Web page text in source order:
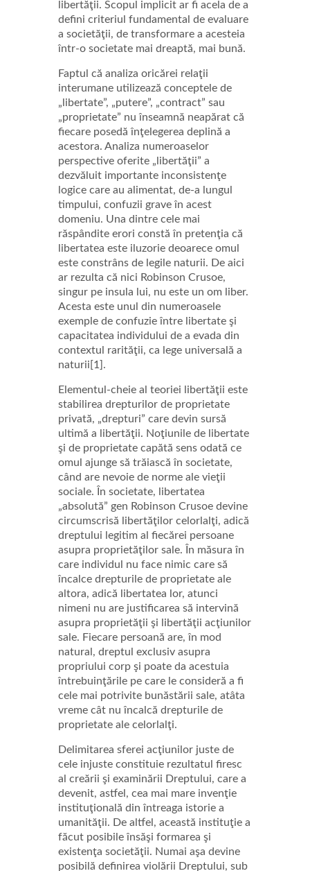
libertăţii. Scopul implicit ar fi acela de a
defini criteriul fundamental de evaluare
a societăţii, de transformare a acesteia
într-o societate mai dreaptă, mai bună.
Faptul că analiza oricărei relaţii
interumane utilizează conceptele de
„libertate”, „putere”, „contract” sau
„proprietate” nu înseamnă neapărat că
fiecare posedă înţelegerea deplină a
acestora. Analiza numeroaselor
perspective oferite „libertăţii” a
dezvăluit importante inconsistenţe
logice care au alimentat, de-a lungul
timpului, confuzii grave în acest
domeniu. Una dintre cele mai
răspândite erori constă în pretenţia că
libertatea este iluzorie deoarece omul
este constrâns de legile naturii. De aici
ar rezulta că nici Robinson Crusoe,
singur pe insula lui, nu este un om liber.
Acesta este unul din numeroasele
exemple de confuzie între libertate şi
capacitatea individului de a evada din
contextul rarităţii, ca lege universală a
naturii[1].
Elementul-cheie al teoriei libertăţii este
stabilirea drepturilor de proprietate
privată, „drepturi” care devin sursă
ultimă a libertăţii. Noţiunile de libertate
şi de proprietate capătă sens odată ce
omul ajunge să trăiască în societate,
când are nevoie de norme ale vieţii
sociale. În societate, libertatea
„absolută” gen Robinson Crusoe devine
circumscrisă libertăţilor celorlalţi, adică
dreptului legitim al fiecărei persoane
asupra proprietăţilor sale. În măsura în
care individul nu face nimic care să
încalce drepturile de proprietate ale
altora, adică libertatea lor, atunci
nimeni nu are justificarea să intervină
asupra proprietăţii şi libertăţii acţiunilor
sale. Fiecare persoană are, în mod
natural, dreptul exclusiv asupra
propriului corp şi poate da acestuia
întrebuinţările pe care le consideră a fi
cele mai potrivite bunăstării sale, atâta
vreme cât nu încalcă drepturile de
proprietate ale celorlalţi.
Delimitarea sferei acţiunilor juste de
cele injuste constituie rezultatul firesc
al creării şi examinării Dreptului, care a
devenit, astfel, cea mai mare invenţie
instituţională din întreaga istorie a
umanităţii. De altfel, această instituţie a
făcut posibile însăşi formarea şi
existenţa societăţii. Numai aşa devine
posibilă definirea violării Dreptului, sub